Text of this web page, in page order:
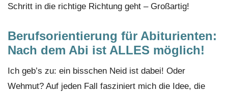
Schritt in die richtige Richtung geht – Großartig!
Berufsorientierung für Abiturienten:
Nach dem Abi ist ALLES möglich!
Ich geb’s zu: ein bisschen Neid ist dabei! Oder
Wehmut? Auf jeden Fall fasziniert mich die Idee, die